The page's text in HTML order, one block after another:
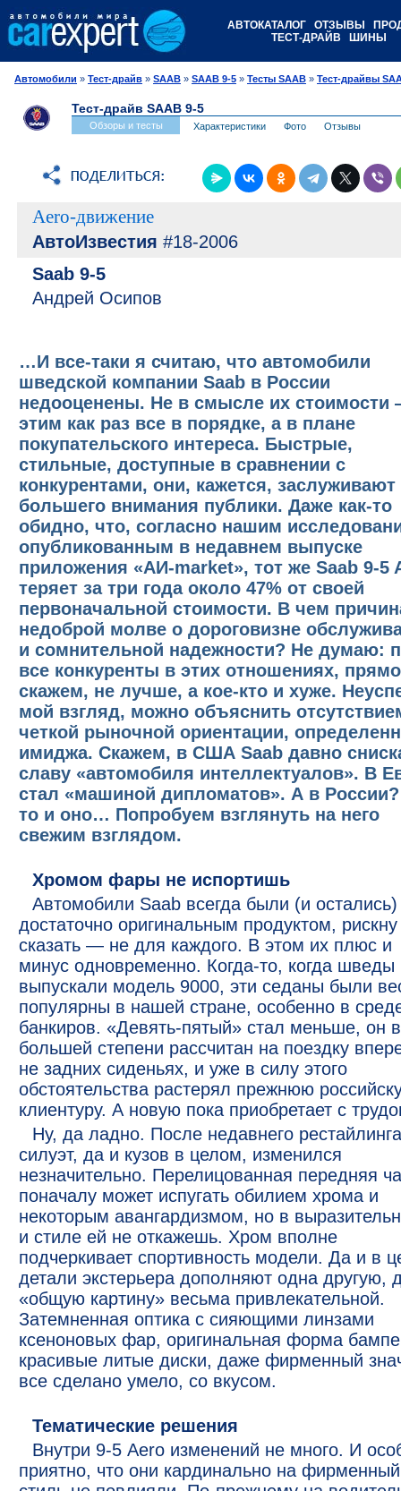
АВТОКАТАЛОГ ОТЗЫВЫ
ТЕСТ-ДРАЙВ
ШИНЫ
Автомобили » Тест-драйв » SAAB » SAAB 9-5 » Тесты SAAB » Тест-драйвы
Тест-драйв SAAB 9-5
Обзоры и тесты Характеристики Фото Отзывы
Aero-движение
АвтоИзвестия #18-2006
Saab 9-5
Андрей Осипов
…И все-таки я считаю, что автомобили
шведской компании Saab в России
недооценены. Не в смысле их стоимости
этим как раз все в порядке, а в плане
покупательского интереса. Быстрые,
стильные, доступные в сравнении с
конкурентами, они, кажется, заслуживают
большего внимания публики. Даже как-то
обидно, что, согласно нашим
опубликованным в недавнем выпуске
приложения «АИ-market», тот же Saab 9-5
теряет за три года около 47% от своей
первоначальной стоимости. В чем
недоброй молве о дороговизне
и сомнительной надежности? Не думаю:
все конкуренты в этих отношениях, прямо
скажем, не лучше, а кое-кто и хуже.
мой взгляд, можно объяснить
четкой рыночной ориентации,
имиджа. Скажем, в США Saab давно
славу «автомобиля интеллектуалов». В
стал «машиной дипломатов». А в
то и оно… Попробуем взглянуть на него
свежим взглядом.
Хромом фары не испортишь
Автомобили Saab всегда были (и остались)
достаточно оригинальным продуктом, рискну
сказать — не для каждого. В этом их плюс и
минус одновременно. Когда-то, когда шведы
выпускали модель 9000, эти седаны были
популярны в нашей стране, особенно в
банкиров. «Девять-пятый» стал меньше, он в
большей степени рассчитан на поездку
не задних сиденьях, и уже в силу этого
обстоятельства растерял прежнюю
клиентуру. А новую пока приобретает с
Ну, да ладно. После недавнего рестайлинга
силуэт, да и кузов в целом, изменился
незначительно. Перелицованная передняя
поначалу может испугать обилием хрома и
некоторым авангардизмом, но в
и стиле ей не откажешь. Хром вполне
подчеркивает спортивность модели. Да и в
детали экстерьера дополняют одна другую,
«общую картину» весьма привлекательной.
Затемненная оптика с сияющими линзами
ксеноновых фар, оригинальная форма
красивые литые диски, даже фирменный
все сделано умело, со вкусом.
Тематические решения
Внутри 9-5 Aero изменений не много. И
приятно, что они кардинально на фирменный